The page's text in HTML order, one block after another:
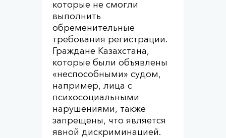
которые не смогли
выполнить
обременительные
требования регистрации.
Граждане Казахстана,
которые были объявлены
«неспособными» судом,
например, лица с
психосоциальными
нарушениями, также
запрещены, что является
явной дискриминацией.